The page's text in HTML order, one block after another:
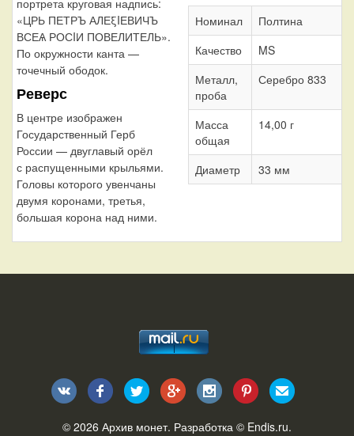
«ЦРЬ ПЕТРЪ АЛЕξIЕВИЧЪ
ВСЕѦ РОСIИ ПОВЕЛИТЕЛЬ».
По окружности канта —
точечный ободок.
Реверс
В центре изображен
Государственный Герб
России — двуглавый орёл
с распущенными крыльями.
Головы которого увенчаны
двумя коронами, третья,
большая корона над ними.
Номинал
Полтина
Качество
MS
Металл,
проба
Серебро 833
Масса
общая
14,00 г
Диаметр 33 мм
© 2026 Архив монет. Разработка © Endis.ru.